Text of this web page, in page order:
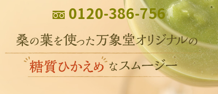
0120-386-756